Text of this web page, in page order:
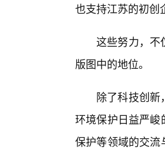
也支持江苏的初创
这些努力，不
版图中的地位。
除了科技创新
环境保护日益严
保护等领域的交